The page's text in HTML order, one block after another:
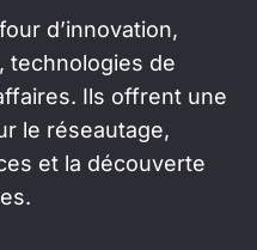
d’innovation,
technologies de
Ils offrent une
le réseautage,
et la découverte